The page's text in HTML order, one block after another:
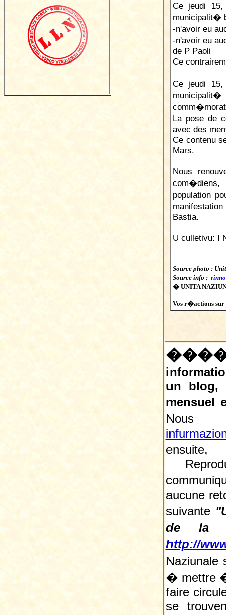
Ce jeudi
municipalit�
-n'avoir eu
-n'avoir eu
de P Paoli
Ce
Ce jeudi
La pose de
avec des
Ce contenu
Mars.
Nous
population
Bastia.
U culletivu: I
Source photo :
Source info :
� UNITA
Vos r�actions
un blog,
mensuel
Nous
ensuite,
aucune
suivante
de la
http://
� mettre
faire
se